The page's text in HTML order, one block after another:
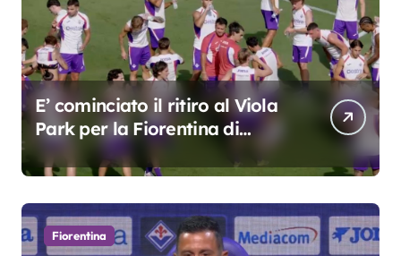
E’ cominciato il ritiro al Viola
Park per la Fiorentina di
Grosso
Fiorentina